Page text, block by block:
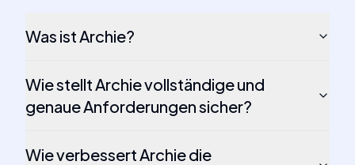
Was ist Archie?
Wie stellt Archie vollständige und
genaue Anforderungen sicher?
Wie verbessert Archie die